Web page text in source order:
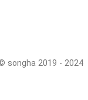
songha 2019 - 2024